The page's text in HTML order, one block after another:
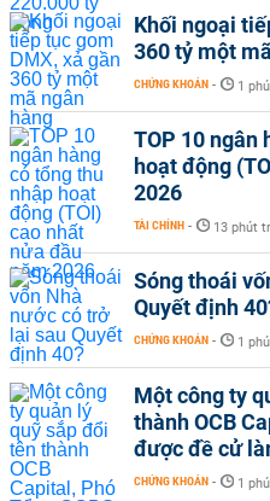
Khối ngoại
360 tỷ một
CHỨNG KHOÁN - 1
TOP 10 ngân
hoạt động
2026
TÀI CHÍNH - 13 phút
Sóng thoái
Quyết định
CHỨNG KHOÁN - 1
Một công ty
thành OCB
được đề cử
CHỨNG KHOÁN - 1